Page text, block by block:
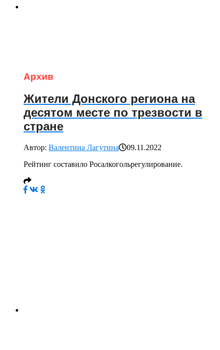
Архив
Жители Донского региона на
десятом месте по трезвости в
стране
Автор: Валентина Лагутина
09.11.2022
Рейтинг составило Росалкогольрегулирование.